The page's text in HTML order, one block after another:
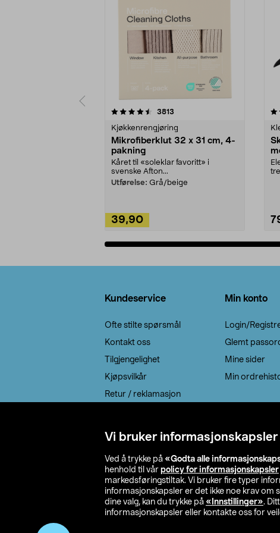
Vi bruker informasjonskapsler
Ved å trykke på «Godta alle
henhold til vår policy for informasjonskapsler
markedsføringstiltak. Vi bruker fire typer
informasjonskapsler er det ikke noe krav om
dine valg, kan du trykke på «Innstillinger».
informasjonskapsler eller kontakte oss for
3813
Kjøkkenrengjøring
Mikrofiberklut 32 x 31 cm, 4-
pakning
Kåret til «soleklar favoritt» i
svenske Afton...
Utførelse: Grå/beige
39,90
4.5av 5 stjerner
Kundeservice
Ofte stilte spørsmål
Kontakt oss
Tilgjengelighet
Kjøpsvilkår
Retur / reklamasjon
Min konto
Login/
Glemt
Mine sider
Min